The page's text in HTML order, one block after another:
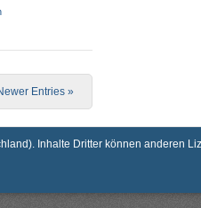
Entries »
Inhalte Dritter können anderen